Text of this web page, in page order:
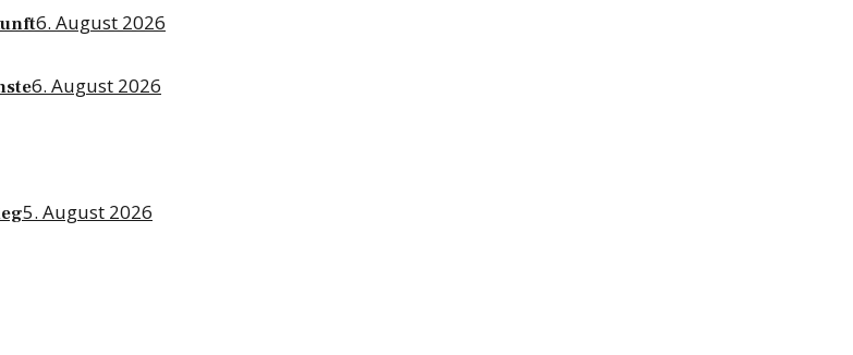
6. August 2026
6. August 2026
5. August 2026